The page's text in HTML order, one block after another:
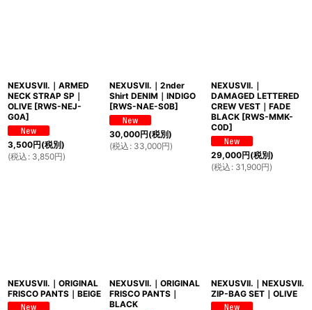
NEXUSVII.｜ARMED
NECK STRAP SP｜
OLIVE [RWS-NEJ-
G0A]
3,500円(税別)
(税込 : 3,850円)
NEXUSVII.｜2nder
Shirt DENIM｜INDIGO
[RWS-NAE-S0B]
30,000円(税別)
(税込 : 33,000円)
NEXUSVII.｜
DAMAGED LETTERED
CREW VEST｜FADE
BLACK [RWS-MMK-
C0D]
29,000円(税別)
(税込 : 31,900円)
NEXUSVII.｜ORIGINAL
FRISCO PANTS｜BEIGE
NEXUSVII.｜ORIGINAL
FRISCO PANTS｜
BLACK
NEXUSVII.｜NEXUSVII.
ZIP-BAG SET｜OLIVE